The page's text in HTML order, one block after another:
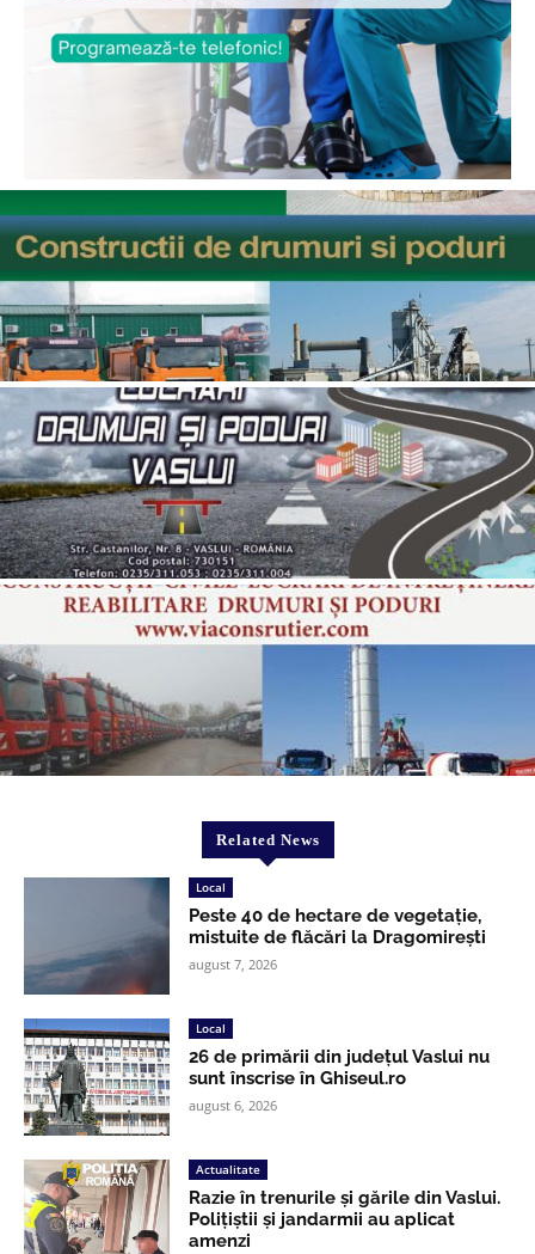
Related News
Local
Peste 40 de hectare de vegetație,
mistuite de flăcări la Dragomirești
august 7, 2026
Local
26 de primării din județul Vaslui nu
sunt înscrise în Ghiseul.ro
august 6, 2026
Actualitate
Razie în trenurile și gările din Vaslui.
Polițiștii și jandarmii au aplicat
amenzi